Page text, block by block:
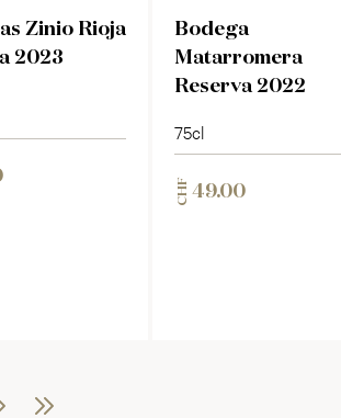
Zinio Rioja
2023
Bodega
Matarromera
Reserva 2022
75cl
CHF 49.00
Letzte